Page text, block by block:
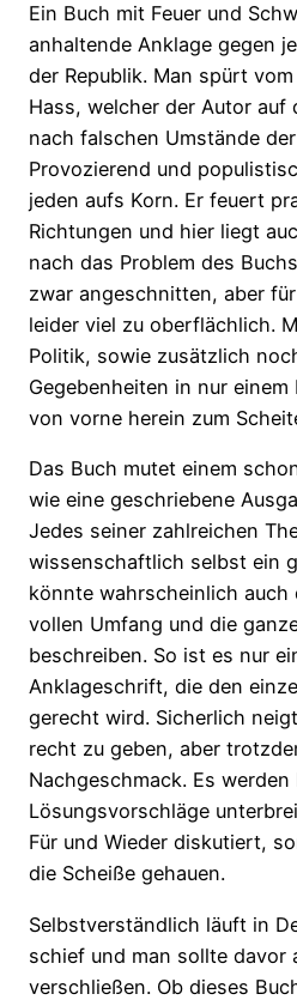
Ein Buch mit Feuer und
anhaltende Anklage gegen
der Republik. Man spürt
Hass, welcher der Autor auf
nach falschen Umstände
Provozierend und
jeden aufs Korn. Er feuert
Richtungen und hier liegt
nach das Problem des
zwar angeschnitten, aber
leider viel zu oberflächlich.
Politik, sowie zusätzlich
Gegebenheiten in nur
von vorne herein zum
Das Buch mutet einem
wie eine geschriebene
Jedes seiner zahlreichen
wissenschaftlich selbst ein
könnte wahrscheinlich
vollen Umfang und die
beschreiben. So ist es nur
Anklageschrift, die den
gerecht wird. Sicherlich
recht zu geben, aber
Nachgeschmack. Es werden
Lösungsvorschläge
Für und Wieder diskutiert,
die Scheiße gehauen.
Selbstverständlich läuft in
schief und man sollte davor
verschließen. Ob dieses